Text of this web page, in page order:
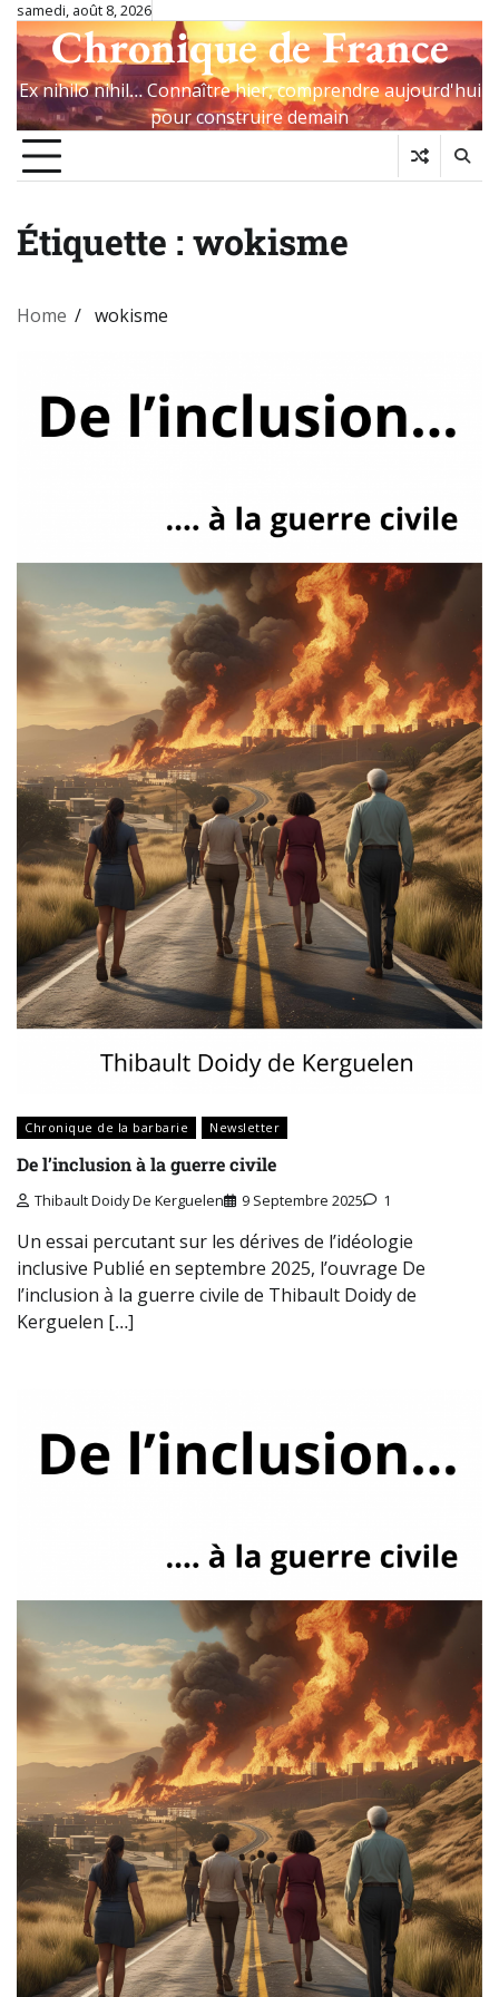
Skip
content
samedi, août 8, 2026
Chronique de France
Ex nihilo nihil… Connaître hier, comprendre aujourd'hui
pour construire demain
Étiquette : wokisme
Home wokisme
Chronique de la barbarie Newsletter
De l’inclusion à la guerre civile
Thibault Doidy De Kerguelen 9 Septembre 2025 1
Un essai percutant sur les dérives de l’idéologie
inclusive Publié en septembre 2025, l’ouvrage De
l’inclusion à la guerre civile de Thibault Doidy de
Kerguelen […]